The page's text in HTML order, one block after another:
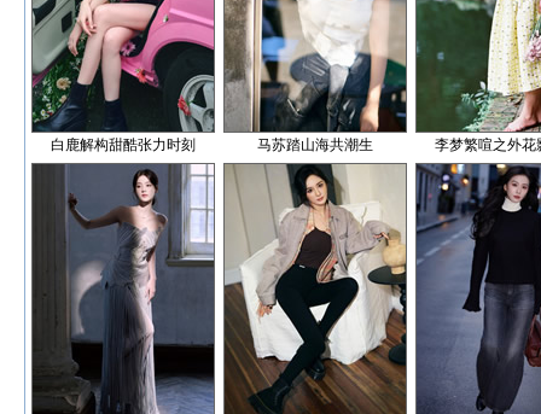
白鹿解构甜酷张力时刻 马苏踏山海共潮生 李梦繁喧之外花